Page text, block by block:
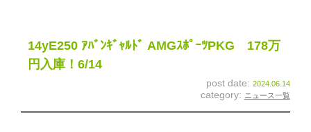
全国納車
注文販売
スタッフ紹介
14yE250 ｱﾊﾞﾝｷﾞｬﾙﾄﾞ AMGｽﾎﾟｰﾂPKG 178万
円入庫！6/14
post date: 2024.06.14
category: ニュース一覧